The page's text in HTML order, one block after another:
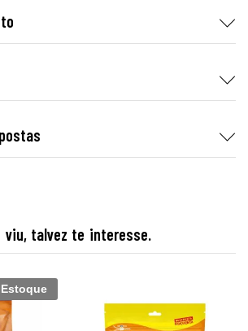
viu, talvez te interesse.